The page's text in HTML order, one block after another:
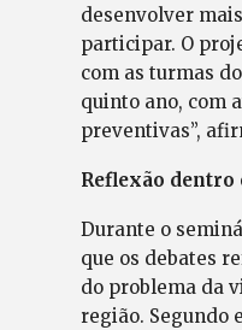
desenvolver
participar. O
com as turmas
quinto ano, com
preventivas”,
Reflexão dentro
Durante o
que os debates
do problema da
região. Segundo